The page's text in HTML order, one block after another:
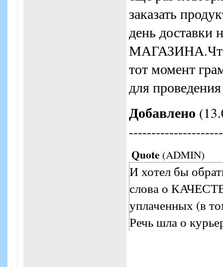
заказать
день
МАГАЗИНА.Что
тот момент
для
Добавлено
Quote (ADMIN)
И хотел бы
слова о
уплаченных (в
Речь шла о